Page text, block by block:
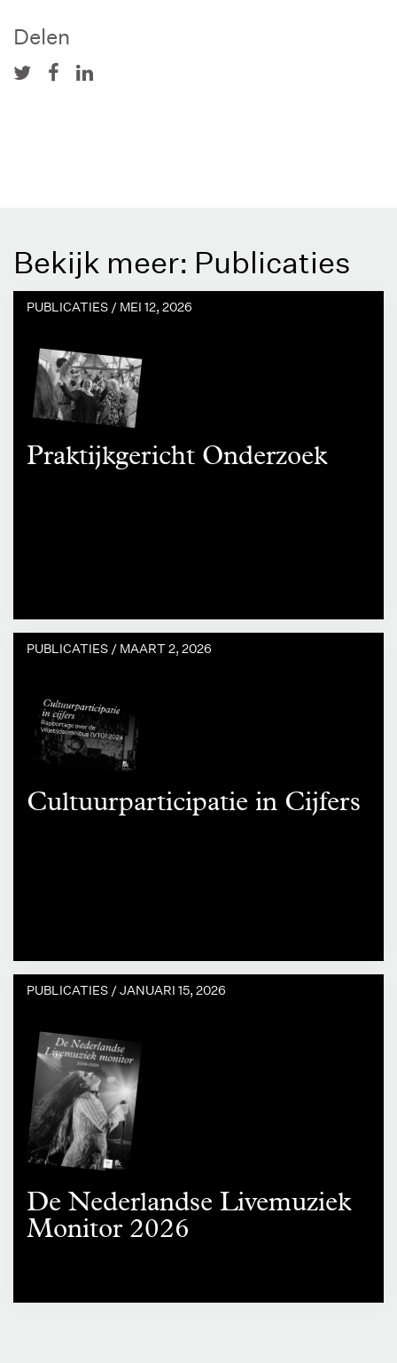
Delen
Bekijk meer: Publicaties
PUBLICATIES / MEI 12, 2026
Praktijkgericht Onderzoek
PUBLICATIES / MAART 2, 2026
Cultuurparticipatie in Cijfers
PUBLICATIES /JANUARI 15, 2026
De Nederlandse Livemuziek
Monitor 2026